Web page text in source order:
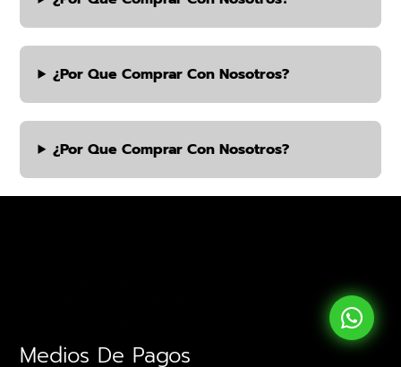
¿por Que Comprar Con Nosotros?
¿por Que Comprar Con Nosotros?
Medios De Pagos